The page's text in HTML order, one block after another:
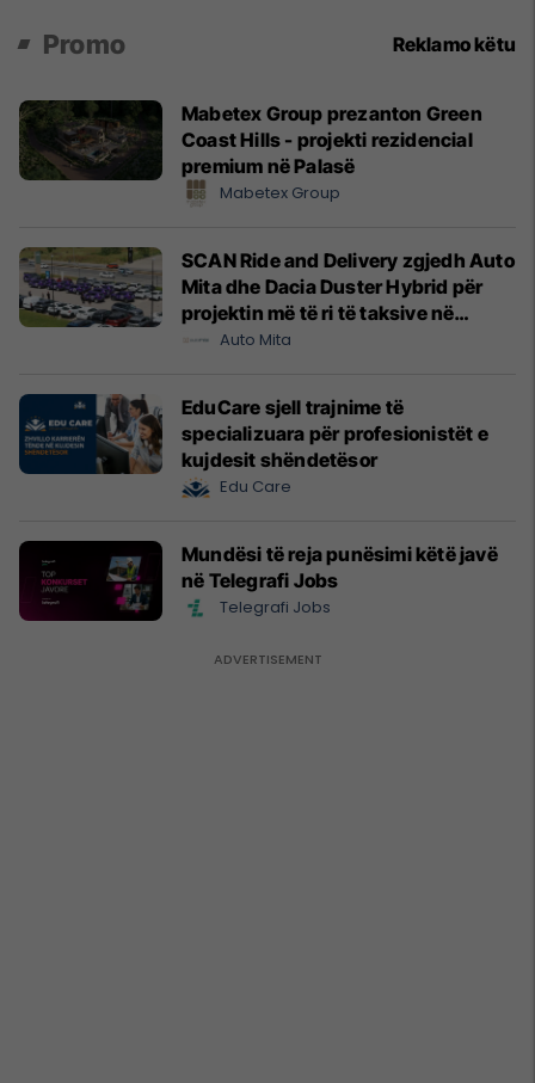
Promo Reklamo këtu
Mabetex Group prezanton Green
Coast Hills - projekti rezidencial
premium në Palasë
Mabetex Group
SCAN Ride and Delivery zgjedh Auto
Mita dhe Dacia Duster Hybrid për
projektin më të ri të taksive në
Prishtinë
Auto Mita
EduCare sjell trajnime të
specializuara për profesionistët e
kujdesit shëndetësor
Edu Care
Mundësi të reja punësimi këtë javë
në Telegrafi Jobs
Telegrafi Jobs